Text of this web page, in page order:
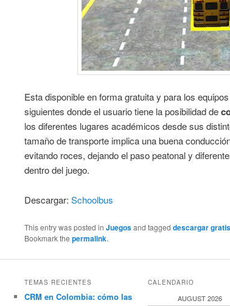
Esta disponible en forma gratuita y para los
siguientes donde el usuario tiene la posibilidad de
los diferentes lugares académicos desde sus
tamaño de transporte implica una buena
evitando roces, dejando el paso peatonal y
dentro del juego.
Descargar:Schoolbus
This entry was posted inJuegosand taggeddescargar gratis
Bookmark thepermalink.
TEMAS RECIENTES
CRM en Colombia: cómo las
CALENDARIO
AUGUST 2026